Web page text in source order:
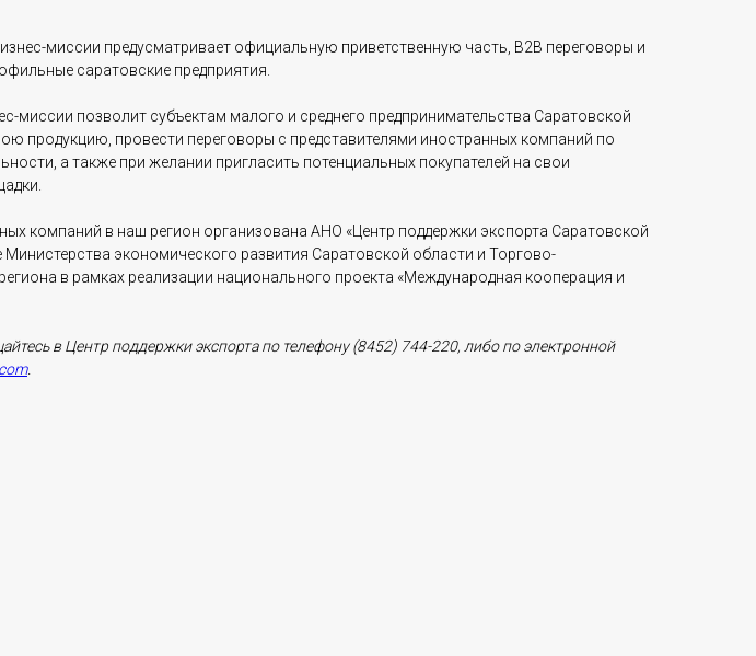
миссии предусматривает официальную приветственную часть, В2В переговоры и
саратовские предприятия.
миссии позволит субъектам малого и среднего предпринимательства Саратовской
продукцию, провести переговоры с представителями иностранных компаний по
а также при желании пригласить потенциальных покупателей на свои
компаний в наш регион организована АНО «Центр поддержки экспорта Саратовской
Министерства экономического развития Саратовской области и Торгово-
в рамках реализации национального проекта «Международная кооперация и
в Центр поддержки экспорта по телефону (8452) 744-220, либо по электронной
.